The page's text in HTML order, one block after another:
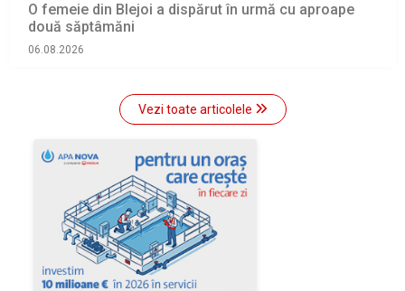
O femeie din Blejoi a dispărut în urmă cu aproape
două săptâmăni
06.08.2026
Vezi toate articolele